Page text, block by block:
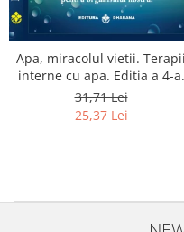
Apa, miracolul vietii. Terapii
interne cu apa. Editia a 4-a,
revizuita si adaugita.
31,71 Lei
25,37 Lei